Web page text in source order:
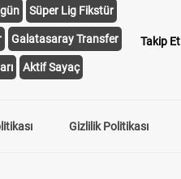
Süper Lig Fikstür
Galatasaray Transfer
Aktif Sayaç
Takip Et
Gizlilik Politikası